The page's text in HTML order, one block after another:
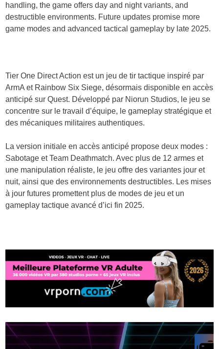
handling, the game offers day and night variants, and
destructible environments. Future updates promise more
game modes and advanced tactical gameplay by late 2025.
Tier One Direct Action est un jeu de tir tactique inspiré par
ArmA et Rainbow Six Siege, désormais disponible en accès
anticipé sur Quest. Développé par Niorun Studios, le jeu se
concentre sur le travail d’équipe, le gameplay stratégique et
des mécaniques militaires authentiques.
La version initiale en accès anticipé propose deux modes :
Sabotage et Team Deathmatch. Avec plus de 12 armes et
une manipulation réaliste, le jeu offre des variantes jour et
nuit, ainsi que des environnements destructibles. Les mises
à jour futures promettent plus de modes de jeu et un
gameplay tactique avancé d’ici fin 2025.